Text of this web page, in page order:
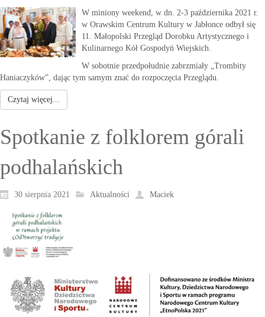
W miniony weekend, w dn. 2-3 października 2021 r.
w Orawskim Centrum Kultury w Jabłonce odbył się
11. Małopolski Przegląd Dorobku Artystycznego i
Kulinarnego Kół Gospodyń Wiejskich.
W sobotnie przedpołudnie zabrzmiały „Trombity
Haniaczyków”, dając tym samym znać do rozpoczęcia Przeglądu.
Czytaj więcej...
Spotkanie z folklorem górali
podhalańskich
30 sierpnia 2021 Aktualności Maciek